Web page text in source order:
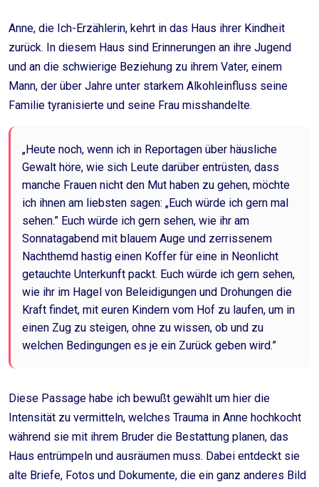
Anne, die Ich-Erzählerin, kehrt in das Haus ihrer Kindheit
zurück. In diesem Haus sind Erinnerungen an ihre Jugend
und an die schwierige Beziehung zu ihrem Vater, einem
Mann, der über Jahre unter starkem Alkohleinfluss seine
Familie tyranisierte und seine Frau misshandelte.
„Heute noch, wenn ich in Reportagen über häusliche
Gewalt höre, wie sich Leute darüber entrüsten, dass
manche Frauen nicht den Mut haben zu gehen, möchte
ich ihnen am liebsten sagen: „Euch würde ich gern mal
sehen.” Euch würde ich gern sehen, wie ihr am
Sonnatagabend mit blauem Auge und zerrissenem
Nachthemd hastig einen Koffer für eine in Neonlicht
getauchte Unterkunft packt. Euch würde ich gern sehen,
wie ihr im Hagel von Beleidigungen und Drohungen die
Kraft findet, mit euren Kindern vom Hof zu laufen, um in
einen Zug zu steigen, ohne zu wissen, ob und zu
welchen Bedingungen es je ein Zurück geben wird.”
Diese Passage habe ich bewußt gewählt um hier die
Intensität zu vermitteln, welches Trauma in Anne hochkocht
während sie mit ihrem Bruder die Bestattung planen, das
Haus entrümpeln und ausräumen muss. Dabei entdeckt sie
alte Briefe, Fotos und Dokumente, die ein ganz anderes Bild